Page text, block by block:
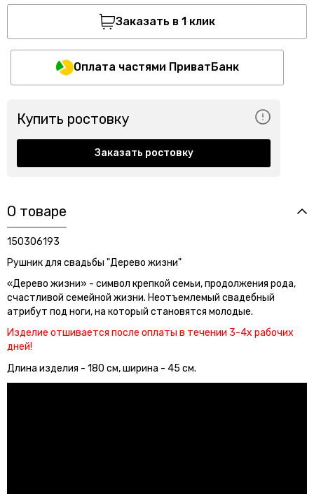
Заказать в 1 клик
Оплата частями ПриватБанк
Купить ростовку
Заказать ростовку
О товаре
150306193
Рушник для свадьбы "Дерево жизни"
«Дерево жизни» - символ крепкой семьи, продолжения рода,
счастливой семейной жизни. Неотъемлемый свадебный
атрибут под ноги, на который становятся молодые.
Изделие отшивается после оплаты в течении 3-4х рабочих
дней!
Длина изделия - 180 см, ширина - 45 см.